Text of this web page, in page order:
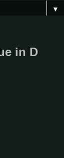
▼
in D